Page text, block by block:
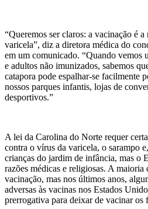
“Queremos ser claros: a vacinação é
varicela”, diz a diretora médica do
em um comunicado. “Quando vemos
e adultos não imunizados, sabemos
catapora pode espalhar-se facilmente
nossos parques infantis, lojas de
desportivos.”
A lei da Carolina do Norte requer
contra o vírus da varicela, o sarampo
crianças do jardim de infância, mas o
razões médicas e religiosas. A maioria
vacinação, mas nos últimos anos,
adversas às vacinas nos Estados
prerrogativa para deixar de vacinar os